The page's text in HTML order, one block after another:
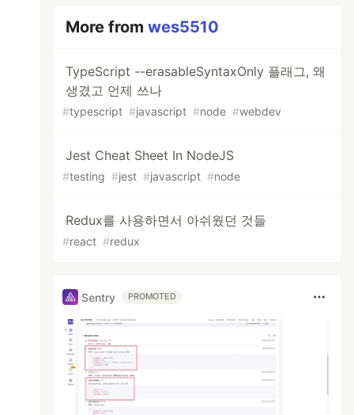
More fromwes5510
TypeScript --erasableSyntaxOnly 플래그, 왜
생겼고 언제 쓰나
#typescript #javascript #node #webdev
Jest Cheat Sheet In NodeJS
#testing #jest #javascript #node
Redux를 사용하면서 아쉬웠던 것들
#react #redux
Sentry PROMOTED